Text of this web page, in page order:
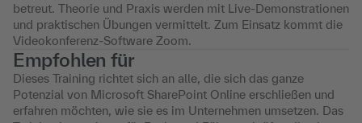
betreut. Theorie und Praxis werden mit Live-Demonstrationen
und praktischen Übungen vermittelt. Zum Einsatz kommt die
Videokonferenz-Software Zoom.
Empfohlen für
Dieses Training richtet sich an alle, die sich das ganze
Potenzial von Microsoft SharePoint Online erschließen und
erfahren möchten, wie sie es im Unternehmen umsetzen. Das